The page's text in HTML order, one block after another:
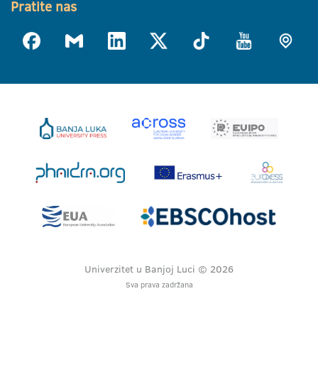
Pratite nas
Univerzitet u Banjoj Luci © 2026
Sva prava zadržana